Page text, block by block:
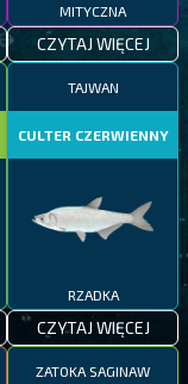
MITYCZNA
CZYTAJ WIĘCEJ
TAJWAN
CULTER CZERWIENNY
RZADKA
CZYTAJ WIĘCEJ
ZATOKA SAGINAW